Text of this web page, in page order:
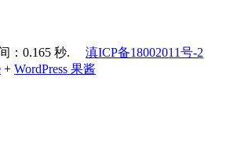
：0.165 秒. 滇ICP备18002011号-2
+ WordPress 果酱